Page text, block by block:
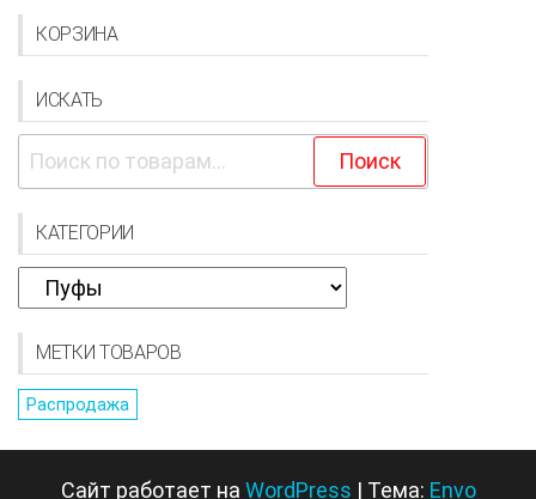
КОРЗИНА
ИСКАТЬ
Искать: Поиск
КАТЕГОРИИ
МЕТКИ ТОВАРОВ
Распродажа
Сайт работает на WordPress | Тема: Envo